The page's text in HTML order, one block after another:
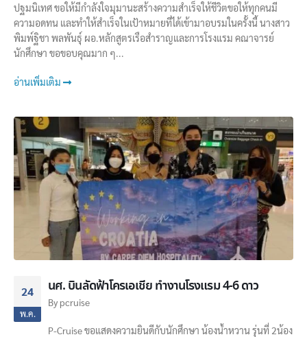
ปฐมนิเทศ ขอให้มีกำลังใจมุมานะสร้างความสำเร็จให้ชีวิตขอให้ทุกคนมี
ความอดทน และทำให้สำเร็จในเป้าหมายที่ได้เข้ามาอบรมในครั้งนี้ นางสาว
พิมพ์ฐิชา พลพันธุ์ ผอ.หลักสูตร​เรือสำราญ​และการโรงแรม คณาจารย์​
นักศึกษา​ ขอขอบคุณมาก ๆ​...
อ่านเพิ่มเติม
24
พ.ค.
นศ. บินลัดฟ้าโครเอเชีย ทำงานโรงแรม 4-6 ดาว
By pcruise
P-Cruise ขอแสดงความยินดีกับนักศึกษา น้องน้ำหวาน รุ่นที่ 2น้อง